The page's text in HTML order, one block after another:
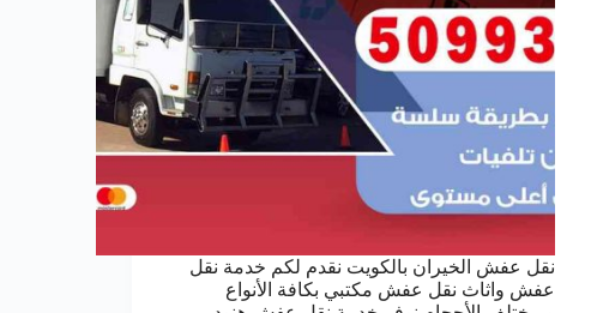
نقل عفش الخيران بالكويت نقدم لكم خدمة نقل
عفش واثاث نقل عفش مكتبي بكافة الأنواع